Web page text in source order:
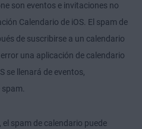
son eventos e invitaciones no
Calendario de iOS. El spam de
de suscribirse a un calendario
una aplicación de calendario
se llenará de eventos,
, el spam de calendario puede